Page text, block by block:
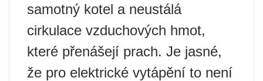
samotný kotel a neustálá
cirkulace vzduchových hmot,
které přenášejí prach. Je jasné,
že pro elektrické vytápění to není